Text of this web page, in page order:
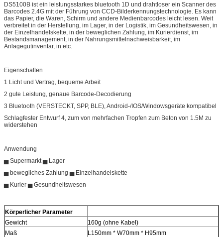
DS5100B ist ein leistungsstarkes bluetooth 1D und drahtloser ein Scanner des
Barcodes 2.4G mit der Führung von CCD-Bilderkennungstechnologie. Es kann
das Papier, die Waren, Schirm und andere Medienbarcodes leicht lesen. Weit
verbreitet in der Herstellung, im Lager, in der Logistik, im Gesundheitswesen, in
der Einzelhandelskette, in der beweglichen Zahlung, im Kurierdienst, im
Bestandsmanagement, in der Nahrungsmittelnachweisbarkeit, im
Anlagegutinventar, in etc.
Eigenschaften
1 Licht und Vertrag, bequeme Arbeit
2 gute Leistung, genaue Barcode-Decodierung
3 Bluetooth (VERSTECKT, SPP, BLE), Android-/IOS/Windowsgeräte kompatibel
Schlagfester Entwurf 4, zum von mehrfachen Tropfen zum Beton von 1.5M zu
widerstehen
Anwendung
▅ Supermarkt ▅ Lager
▅ bewegliches Zahlung ▅ Einzelhandelskette
▅ Kurier ▅ Gesundheitswesen
Körperlicher Parameter
Gewicht
160g (ohne Kabel)
Maß
L150mm * W70mm * H95mm